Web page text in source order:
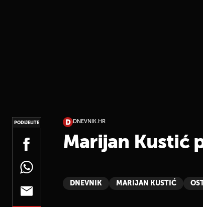
PODIJELITE DNEVNIK.HR
Marijan Kustić
DNEVNIK MARIJAN KUSTIĆ